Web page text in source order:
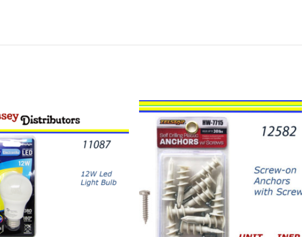
12582
TORNILLOS
ANCLA
DE
ROSCA
quantity